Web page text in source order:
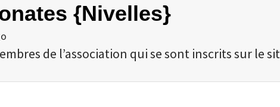
{Nivelles}
de l’association qui se sont inscrits sur le